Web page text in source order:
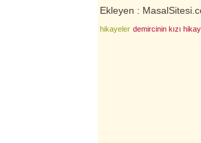
Ekleyen :
hikayeler demircinin kızı